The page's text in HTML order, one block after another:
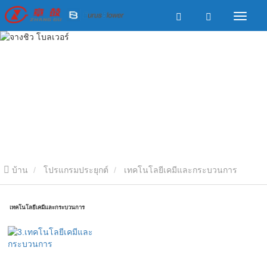
บ้าน โปรแกรมประยุกต์ เทคโนโลยีเคมีและกระบวนการ
เทคโนโลยีเคมีและกระบวนการ